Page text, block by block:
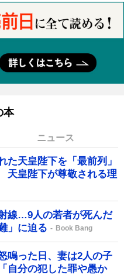
本
ニュース
た天皇陛下を「最前列」
皇陛下が尊敬される理
線…9人の若者が死んだ
」に迫る
Book Bang
鳴った日、妻は2人の子
自分の犯した罪や愚か